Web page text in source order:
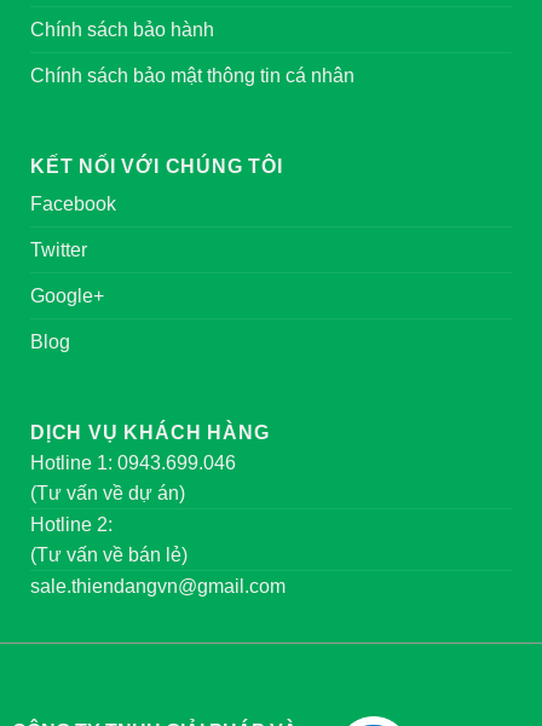
Chính sách bảo hành
Chính sách bảo mật thông tin cá nhân
KẾT NỐI VỚI CHÚNG TÔI
Facebook
Twitter
Google+
Blog
DỊCH VỤ KHÁCH HÀNG
Hotline 1: 0943.699.046
(Tư vấn về dự án)
Hotline 2:
(Tư vấn về bán lẻ)
sale.thiendangvn@gmail.com